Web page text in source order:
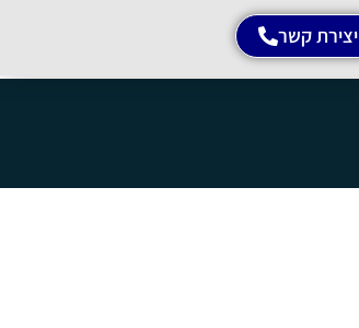
יצירת קשר